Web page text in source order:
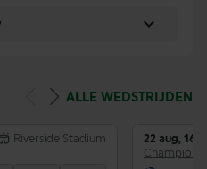
ALLE WEDSTRIJDEN
Riverside Stadium
22 aug,
0 0 0